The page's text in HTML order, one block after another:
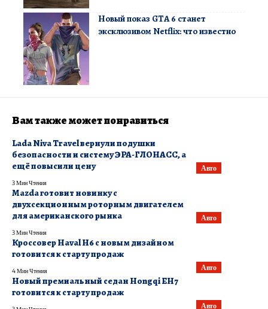
Новый показ GTA 6 станет
эксклюзивом Netflix: что известно
Вам также может понравиться
Авто
Lada Niva Travel вернули подушки
безопасности и систему ЭРА-ГЛОНАСС, а
ещё повысили цену
3 Мин Чтения
Авто
Mazda готовит новинку с
двухсекционным роторным двигателем
для американского рынка
3 Мин Чтения
Авто
Кроссовер Haval H6 с новым дизайном
готовится к старту продаж
4 Мин Чтения
Авто
Новый премиальный седан Hongqi EH7
готовится к старту продаж